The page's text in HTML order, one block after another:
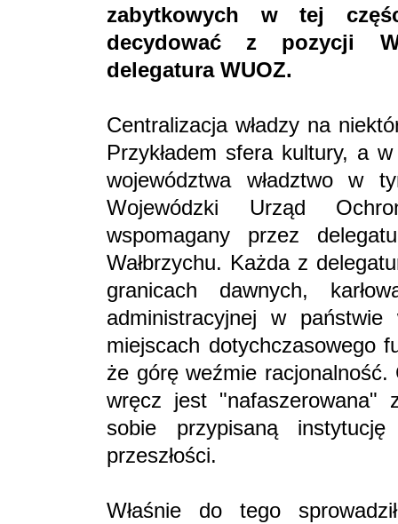
zabytkowych w tej
decydować z pozycji
delegatura WUOZ.
Centralizacja władzy na
Przykładem sfera kultury, a
województwa władztwo w
Wojewódzki Urząd
wspomagany przez
Wałbrzychu. Każda z
granicach dawnych,
administracyjnej w
miejscach dotychczasowego
że górę weźmie
wręcz jest "nafaszerowana"
sobie przypisaną
przeszłości.
Właśnie do tego